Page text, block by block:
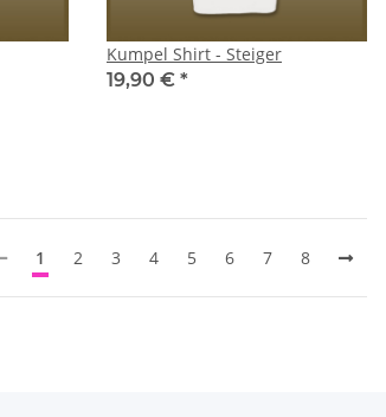
Kumpel Shirt - Steiger
19,90 € *
1 2 3 4 5 6 7 8